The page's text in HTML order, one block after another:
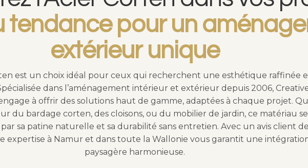
tendance pour un
extérieur unique
est un choix idéal pour ceux qui recherchent une esthétique raffinée
dans l’aménagement intérieur et extérieur depuis 2006,
à offrir des solutions haut de gamme, adaptées à chaque projet.
du bardage corten, des cloisons, ou du mobilier de jardin, ce matériau se
sa patine naturelle et sa durabilité sans entretien. Avec un avis client de
expertise à Namur et dans toute la Wallonie vous garantit une
paysagère harmonieuse.